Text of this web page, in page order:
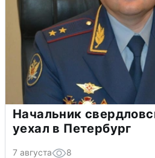
Начальник
уехал в Петербург
7 августа 8